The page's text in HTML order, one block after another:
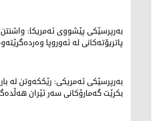
بەرپرسێکی پێشووی ئەمریکا:
پاتریۆتەکانی لە ئەوروپا
بەرپرسێکی ئەمریکی: رێککەوتن لە
بکرێت گەمارۆکانی سەر ئێران